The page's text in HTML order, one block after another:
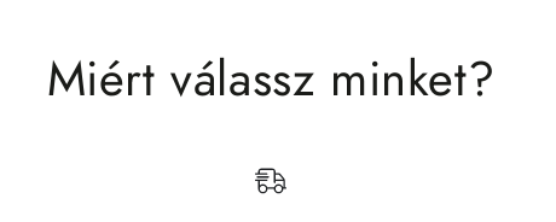
Miért válassz minket?